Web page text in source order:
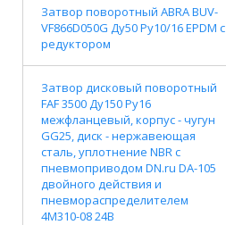
Затвор поворотный ABRA BUV-
VF866D050G Ду50 Ру10/16 EPDM с
редуктором
Затвор дисковый поворотный
FAF 3500 Ду150 Ру16
межфланцевый, корпус - чугун
GG25, диск - нержавеющая
сталь, уплотнение NBR с
пневмоприводом DN.ru DA-105
двойного действия и
пневмораспределителем
4M310-08 24В